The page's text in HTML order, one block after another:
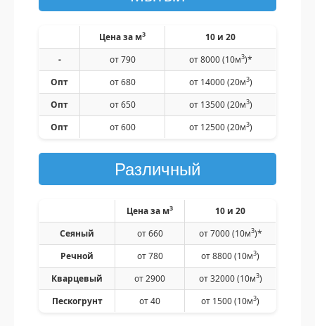
Цена за м3
10 и 20
-
от 790 от 8000 (10м3)*
Опт
от 680 от 14000(20м3)
Опт
от 650 от 13500(20м3)
Опт
от 600 от 12500(20м3)
Различный
Цена за м3
10 и 20
Сеяный
от 660 от 7000 (10м3)*
Речной
от 780 от 8800(10м3)
Кварцевый
от 2900 от 32000(10м3)
Пескогрунт
от 40 от 1500(10м3)